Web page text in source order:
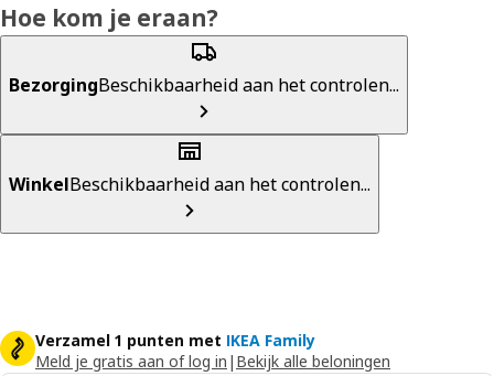
Hoe kom je eraan?
BezorgingBeschikbaarheid aan het controlen...
WinkelBeschikbaarheid aan het controlen...
Verzamel 1 punten met IKEA Family
Meld je gratis aan of log in | Bekijk alle beloningen